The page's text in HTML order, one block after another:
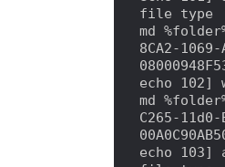
file type
md
8CA2-1069-
echo 102]
md
C265-11d0-
echo 103]